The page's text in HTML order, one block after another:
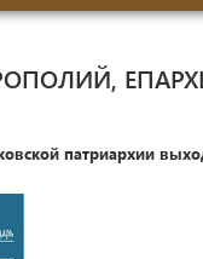
патриархии